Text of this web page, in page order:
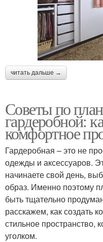
читать дальше →
Советы по
гардеробной:
комфортное
Гардеробная – это не
одежды и аксессуаров.
начинаете свой день,
образ. Именно поэтому
быть тщательно
расскажем, как создать
стильное
уголком.